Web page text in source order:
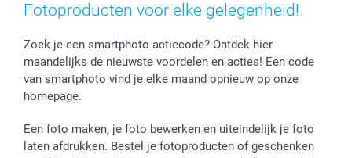
Investor Relations
Fotoproducten voor elke gelegenheid!
Zoek je een smartphoto actiecode? Ontdek hier
maandelijks de nieuwste voordelen en acties! Een code
van smartphoto vind je elke maand opnieuw op onze
homepage.
Een foto maken, je foto bewerken en uiteindelijk je foto
laten afdrukken. Bestel je fotoproducten of geschenken